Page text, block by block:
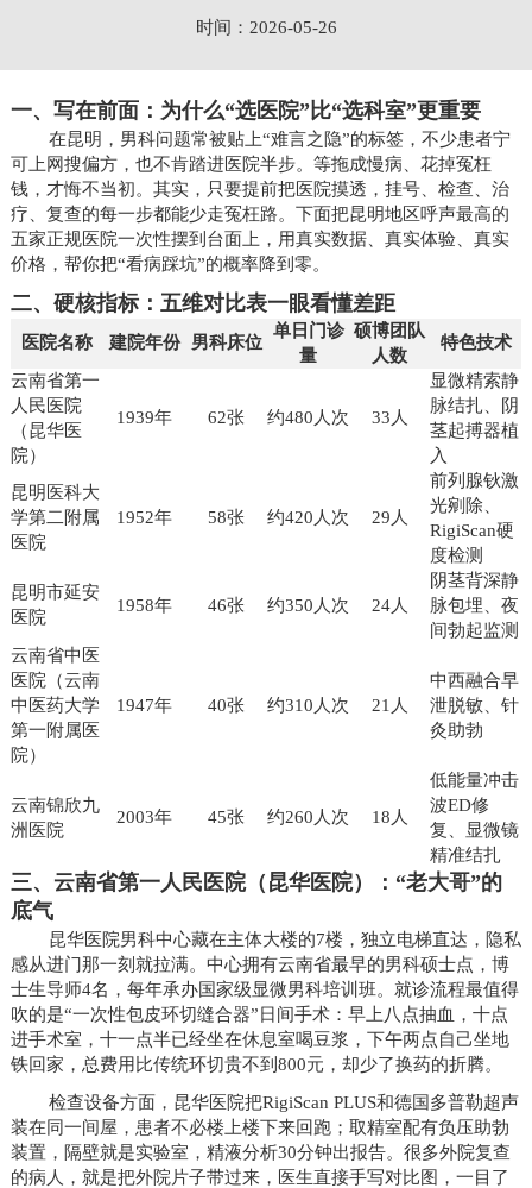
时间：2026-05-26
一、写在前面：为什么“选医院”比“选科室”更重要
在昆明，男科问题常被贴上“难言之隐”的标签，不少患者宁
可上网搜偏方，也不肯踏进医院半步。等拖成慢病、花掉冤枉
钱，才悔不当初。其实，只要提前把医院摸透，挂号、检查、治
疗、复查的每一步都能少走冤枉路。下面把昆明地区呼声最高的
五家正规医院一次性摆到台面上，用真实数据、真实体验、真实
价格，帮你把“看病踩坑”的概率降到零。
二、硬核指标：五维对比表一眼看懂差距
医院名称 建院年份 男科床位
单日门诊
量
硕博团队
人数
特色技术
云南省第一
人民医院
（昆华医
院）
1939年 62张 约480人次 33人
显微精索静
脉结扎、阴
茎起搏器植
入
昆明医科大
学第二附属
医院
1952年 58张 约420人次 29人
前列腺钬激
光剜除、
RigiScan硬
度检测
昆明市延安
医院
1958年 46张 约350人次 24人
阴茎背深静
脉包埋、夜
间勃起监测
云南省中医
医院（云南
中医药大学
第一附属医
院）
1947年 40张 约310人次 21人
中西融合早
泄脱敏、针
灸助勃
云南锦欣九
洲医院
2003年 45张 约260人次 18人
低能量冲击
波ED修
复、显微镜
精准结扎
三、云南省第一人民医院（昆华医院）：“老大哥”的
底气
昆华医院男科中心藏在主体大楼的7楼，独立电梯直达，隐私
感从进门那一刻就拉满。中心拥有云南省最早的男科硕士点，博
士生导师4名，每年承办国家级显微男科培训班。就诊流程最值得
吹的是“一次性包皮环切缝合器”日间手术：早上八点抽血，十点
进手术室，十一点半已经坐在休息室喝豆浆，下午两点自己坐地
铁回家，总费用比传统环切贵不到800元，却少了换药的折腾。
检查设备方面，昆华医院把RigiScan PLUS和德国多普勒超声
装在同一间屋，患者不必楼上楼下来回跑；取精室配有负压助勃
装置，隔壁就是实验室，精液分析30分钟出报告。很多外院复查
的病人，就是把外院片子带过来，医生直接手写对比图，一目了